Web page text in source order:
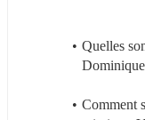
Quelles
Comment